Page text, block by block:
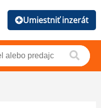
Umiestniť inzerát